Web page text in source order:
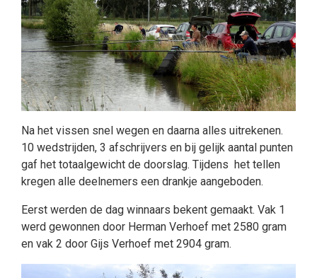
Na het vissen snel wegen en daarna alles uitrekenen.
10 wedstrijden, 3 afschrijvers en bij gelijk aantal punten
gaf het totaalgewicht de doorslag. Tijdens het tellen
kregen alle deelnemers een drankje aangeboden.
Eerst werden de dag winnaars bekent gemaakt. Vak 1
werd gewonnen door Herman Verhoef met 2580 gram
en vak 2 door Gijs Verhoef met 2904 gram.